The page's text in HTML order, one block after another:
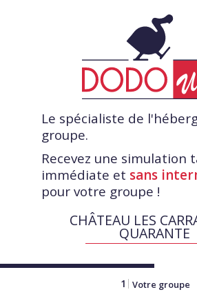
Le spécialiste de
groupe.
Recevez une simulation
immédiate et sans
pour votre groupe !
CHÂTEAU LES
QUARANTE
1 Votre groupe